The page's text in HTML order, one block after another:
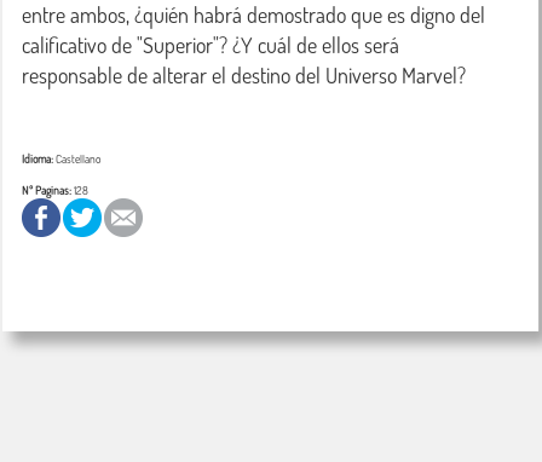
entre ambos, ¿quién habrá demostrado que es digno del
calificativo de "Superior"? ¿Y cuál de ellos será
Idioma:Castellano
Nº Paginas:128